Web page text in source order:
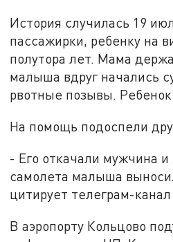
История случилась 19
пассажирки, ребенку на
полутора лет. Мама
малыша вдруг начались
рвотные позывы.
На помощь подоспели
- Его откачали мужчина
самолета малыша
цитирует телеграм-
В аэропорту Кольцово